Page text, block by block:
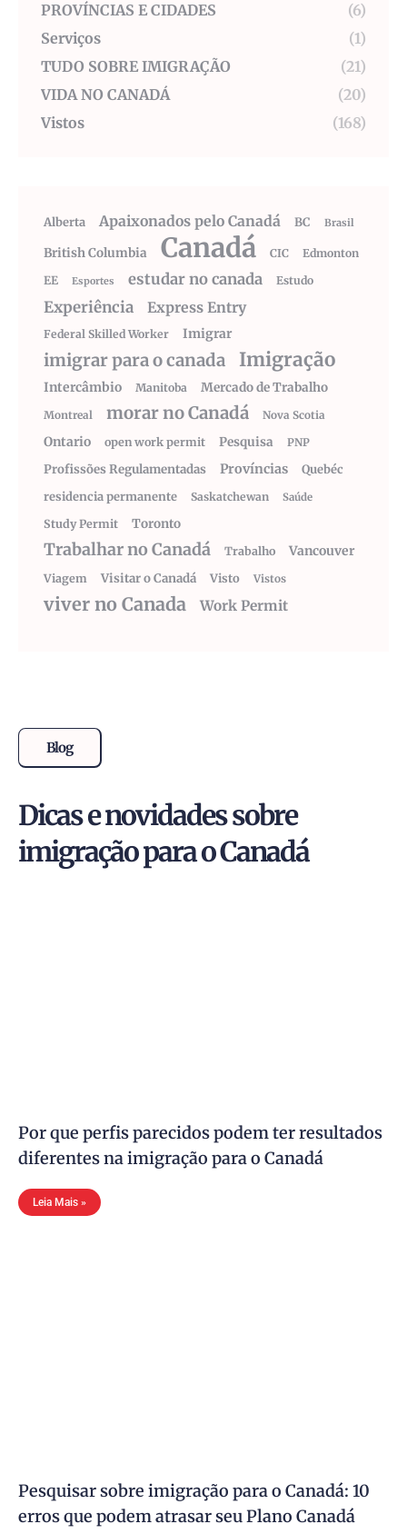
PROVÍNCIAS E CIDADES
(6)
Serviços
(1)
TUDO SOBRE IMIGRAÇÃO
(21)
VIDA NO CANADÁ
(20)
Vistos
(168)
Alberta Apaixonados pelo Canadá BC Brasil
British Columbia Canadá CIC
Edmonton
EE
Esportes estudar no canada Estudo
Experiência Express Entry
Federal Skilled Worker Imigrar
imigrar para o canada Imigração
Intercâmbio Manitoba Mercado de Trabalho
Montreal morar no Canadá Nova Scotia
Ontario open work permit Pesquisa PNP
Profissões Regulamentadas Províncias
Quebéc
residencia permanente
Saskatchewan Saúde
Study Permit Toronto
Trabalhar no Canadá Trabalho Vancouver
Viagem Visitar o Canadá Visto Vistos
viver no Canada Work Permit
Blog
Dicas e novidades sobre
imigração para o Canadá
Por que perfis parecidos podem ter resultados
diferentes na imigração para o Canadá
Leia Mais »
Pesquisar sobre imigração para o Canadá: 10
erros que podem atrasar seu Plano Canadá